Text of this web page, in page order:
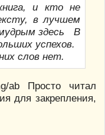
и кто не
в лучшем
здесь В
успехов.
слов нет.
Просто читал
для закрепления,